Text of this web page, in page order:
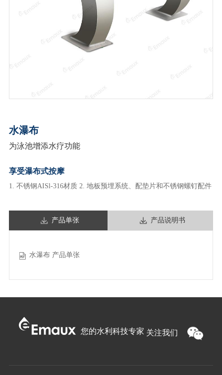
水瀑布
为泳池增添水疗功能
享受瀑布式按摩
1. 不锈钢AISl-316材质 2. 地板预埋系统、配垫片和不锈钢螺钉配件
产品单张 产品说明书
水瀑布 产品单张
您的水利科技专家 关注我们